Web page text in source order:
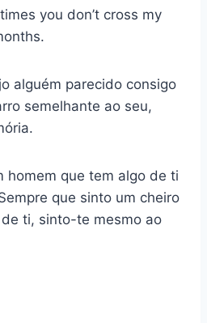
you don’t cross my
alguém parecido consigo
semelhante ao seu,
homem que tem algo de ti
que sinto um cheiro
ti, sinto-te mesmo ao